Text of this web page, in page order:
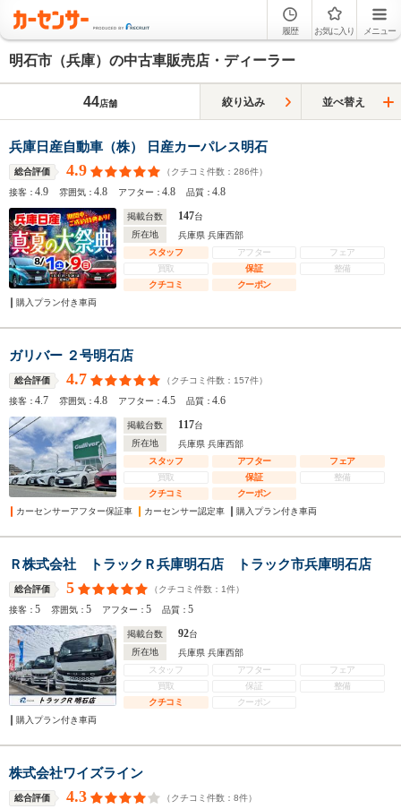
履歴 お気に入り メニュー
明石市（兵庫）の中古車販売店・ディーラー
44店舗 絞り込み 並べ替え
兵庫日産自動車（株） 日産カーパレス明石
総合評価 4.9 （クチコミ件数： 286件）
接客：4.9 雰囲気：4.8 アフター：4.8 品質：4.8
掲載台数 147台
所在地
兵庫県 兵庫西部
スタッフ
アフター
フェア
買取
保証
整備
クチコミ
クーポン
購入プラン付き車両
ガリバー ２号明石店
総合評価 4.7 （クチコミ件数： 157件）
接客：4.7 雰囲気：4.8 アフター：4.5 品質：4.6
掲載台数 117台
所在地
兵庫県 兵庫西部
スタッフ
アフター
フェア
買取
保証
整備
クチコミ
クーポン
カーセンサーアフター保証車
カーセンサー認定車 購入プラン付き車両
Ｒ株式会社 トラックＲ兵庫明石店 トラック市兵庫明石店
総合評価 5 （クチコミ件数： 1件）
接客：5 雰囲気：5 アフター：5 品質：5
掲載台数 92台
所在地
兵庫県 兵庫西部
スタッフ
アフター
フェア
買取
保証
整備
クチコミ
クーポン
購入プラン付き車両
株式会社ワイズライン
総合評価 4.3 （クチコミ件数： 8件）